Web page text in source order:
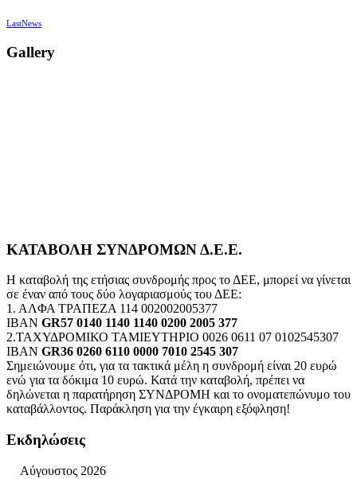
LastNews
Gallery
ΚΑΤΑΒΟΛΗ ΣΥΝΔΡΟΜΩΝ Δ.Ε.Ε.
Η καταβολή της ετήσιας συνδρομής προς το ΔΕΕ, μπορεί να γίνεται
σε έναν από τους δύο λογαριασμούς του ΔΕΕ:
1. ΑΛΦΑ ΤΡΑΠΕΖΑ 114 002002005377
IBAN GR57 0140 1140 1140 0200 2005 377
2.ΤΑΧΥΔΡΟΜΙΚΟ ΤΑΜΙΕΥΤΗΡΙΟ 0026 0611 07 0102545307
IBAN GR36 0260 6110 0000 7010 2545 307
Σημειώνουμε ότι, για τα τακτικά μέλη η συνδρομή είναι 20 ευρώ
ενώ για τα δόκιμα 10 ευρώ. Κατά την καταβολή, πρέπει να
δηλώνεται η παρατήρηση ΣΥΝΔΡΟΜΗ και το ονοματεπώνυμο του
καταβάλλοντος. Παράκληση για την έγκαιρη εξόφληση!
Εκδηλώσεις
Αύγουστος 2026